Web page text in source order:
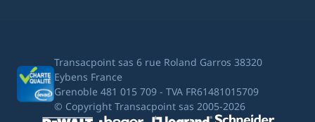
Transacpoint sas 6 rue Roland Garros 38320
Eybens France
Grenoble 481 015 709 - TVA FR61481015709
© Copyright Transacpoint sas 2005-2026